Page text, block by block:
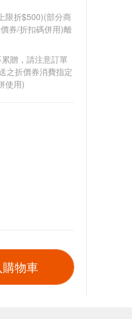
限折$500)(部分商
券/折扣碼併用)離
贈，請注意訂單
之折價券消費指定
使用)
物車